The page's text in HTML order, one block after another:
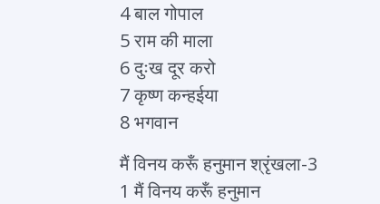
4 बाल गोपाल
5 राम की माला
6 दुःख दूर करो
7 कृष्ण कन्हईया
8 भगवान
मैं विनय करूँ हनुमान श्रृंखला-3
1 मैं विनय करूँ हनुमान